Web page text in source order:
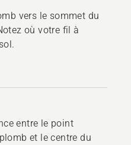
vers le sommet du
où votre fil à
entre le point
et le centre du